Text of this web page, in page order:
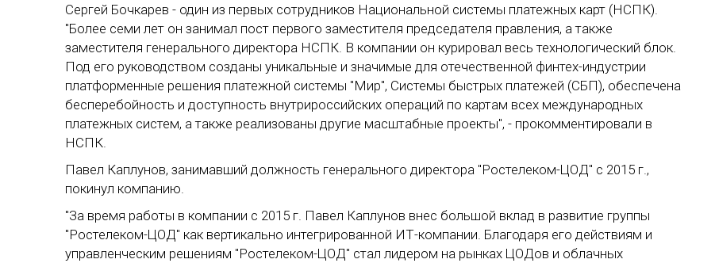
Сергей Бочкарев - один из первых сотрудников Национальной системы платежных карт (НСПК).
"Более семи лет он занимал пост первого заместителя председателя правления, а также
заместителя генерального директора НСПК. В компании он курировал весь технологический блок.
Под его руководством созданы уникальные и значимые для отечественной финтех-индустрии
платформенные решения платежной системы "Мир", Системы быстрых платежей (СБП), обеспечена
бесперебойность и доступность внутрироссийских операций по картам всех международных
платежных систем, а также реализованы другие масштабные проекты", - прокомментировали в
НСПК.
Павел Каплунов, занимавший должность генерального директора "Ростелеком-ЦОД" с 2015 г.,
покинул компанию.
"За время работы в компании с 2015 г. Павел Каплунов внес большой вклад в развитие группы
"Ростелеком-ЦОД" как вертикально интегрированной ИТ-компании. Благодаря его действиям и
управленческим решениям "Ростелеком-ЦОД" стал лидером на рынках ЦОДов и облачных